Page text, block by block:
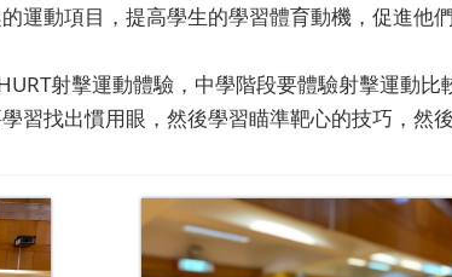
運動項目，提高學生的學習體育動機，促進他們
射擊運動體驗，中學階段要體驗射擊運動
習找出慣用眼，然後學習瞄準靶心的技巧，然